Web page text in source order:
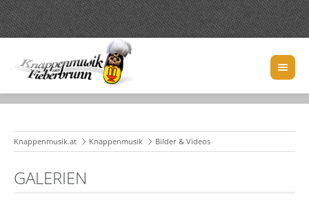
Knappenmusik.at Knappenmusik Bilder & Videos
GALERIEN